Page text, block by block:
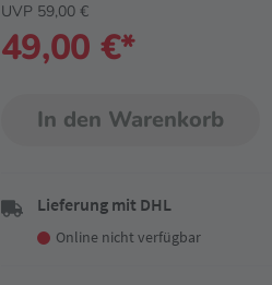
49,00 €*
UVP 59,00 €
In den Warenkorb
Lieferung mit DHL
Online nicht verfügbar